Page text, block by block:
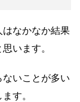
はなかなか結果
います。
いことが多い
す。